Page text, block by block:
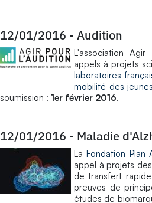
12/01/2016 - Audition
L'association
appels à projets
laboratoires
mobilité des
soumission : 1er février 2016.
12/01/2016 - Maladie
LaFondation Plan
appel à projets
de transfert
preuves de
études de